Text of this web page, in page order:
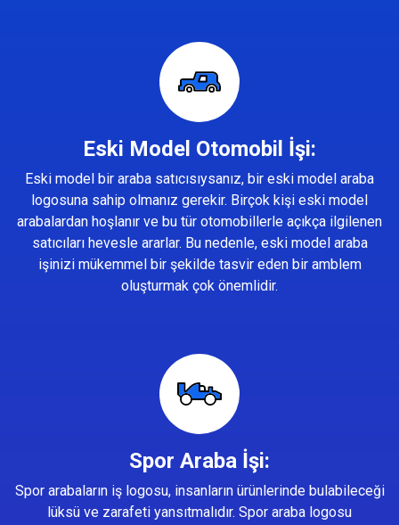
Eski Model Otomobil İşi:
Eski model bir araba satıcısıysanız, bir eski model araba
logosuna sahip olmanız gerekir. Birçok kişi eski model
arabalardan hoşlanır ve bu tür otomobillerle açıkça ilgilenen
satıcıları hevesle ararlar. Bu nedenle, eski model araba
işinizi mükemmel bir şekilde tasvir eden bir amblem
oluşturmak çok önemlidir.
Spor Araba İşi:
Spor arabaların iş logosu, insanların ürünlerinde bulabileceği
lüksü ve zarafeti yansıtmalıdır. Spor araba logosu